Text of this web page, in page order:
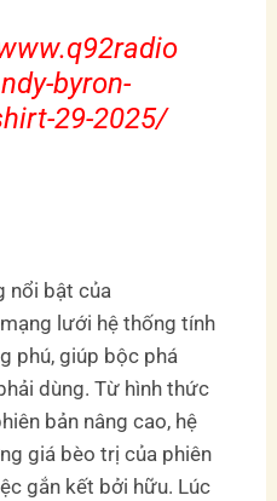
byron-
29-2025/
nổi bật của
mạng lưới hệ thống tính
phú, giúp bộc phá
dùng. Từ hình thức
bản nâng cao, hệ
giá bèo trị của phiên
gắn kết bởi hữu. Lúc